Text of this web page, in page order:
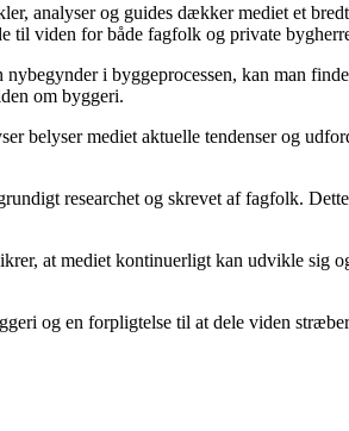
analyser og guides dækker mediet et
til viden for både fagfolk og private
i byggeprocessen, kan man
om byggeri.
belyser mediet aktuelle tendenser og
researchet og skrevet af fagfolk.
at mediet kontinuerligt kan udvikle sig
og en forpligtelse til at dele viden